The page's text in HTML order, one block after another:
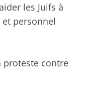
les Juifs à
personnel